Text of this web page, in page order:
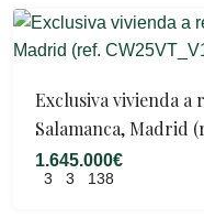
Exclusiva vivienda
Salamanca, Madrid
1.645.000€
3 3 138